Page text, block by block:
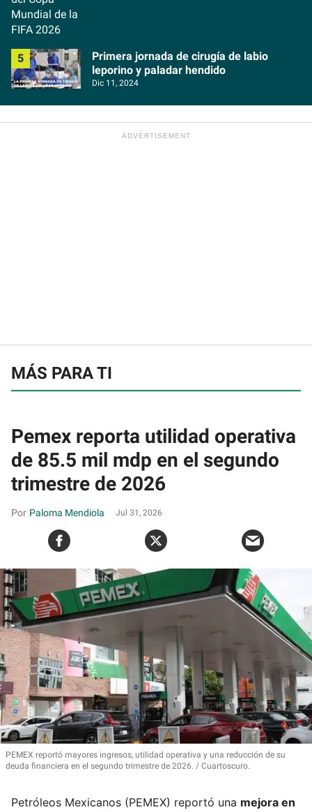
Primera jornada de cirugía de labio
leporino y paladar hendido
Dic 11, 2024
MÁS PARA TI
Pemex reporta utilidad operativa
de 85.5 mil mdp en el segundo
trimestre de 2026
Paloma Mendiola Jul 31, 2026
PEMEX reportó mayores ingresos, utilidad operativa y una reducción de su
deuda financiera en el segundo trimestre de 2026.
Cuartoscuro.
Petróleos Mexicanos (PEMEX) reportó una mejora en